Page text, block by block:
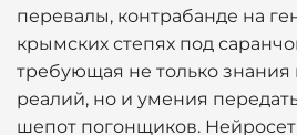
перевалы, контрабанде на
крымских степях под
требующая не только знания
реалий, но и умения
шепот погонщиков.